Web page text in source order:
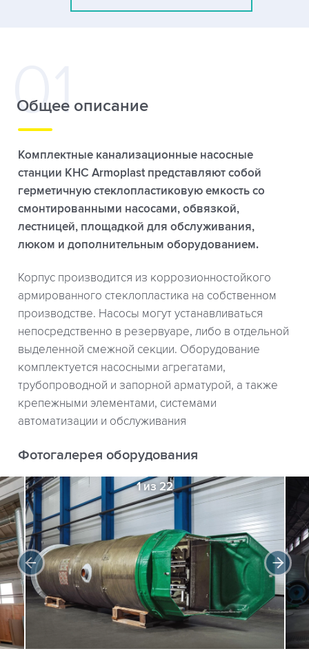
Общее описание
Комплектные канализационные насосные
станции КНС Armoplast представляют собой
герметичную стеклопластиковую емкость со
смонтированными насосами, обвязкой,
лестницей, площадкой для обслуживания,
люком и дополнительным оборудованием.
Корпус производится из коррозионностойкого
армированного стеклопластика на собственном
производстве. Насосы могут устанавливаться
непосредственно в резервуаре, либо в отдельной
выделенной смежной секции. Оборудование
комплектуется насосными агрегатами,
трубопроводной и запорной арматурой, а также
крепежными элементами, системами
автоматизации и обслуживания
Фотогалерея оборудования
1 из 22